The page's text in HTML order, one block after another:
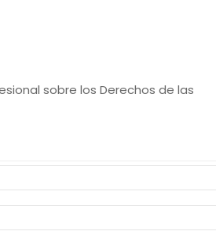
sobre los Derechos de las